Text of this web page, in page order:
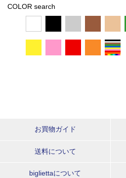
COLOR search
お買物ガイド
送料について
bigliettaについて